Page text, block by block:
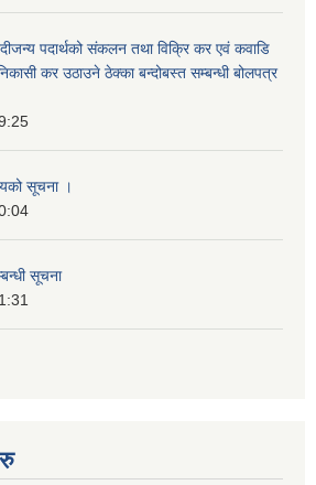
पदार्थको संकलन तथा विक्रि कर एवं कवाडि
कर उठाउने ठेक्का बन्दोबस्त सम्बन्धी बोलपत्र
सूचना ।
सूचना